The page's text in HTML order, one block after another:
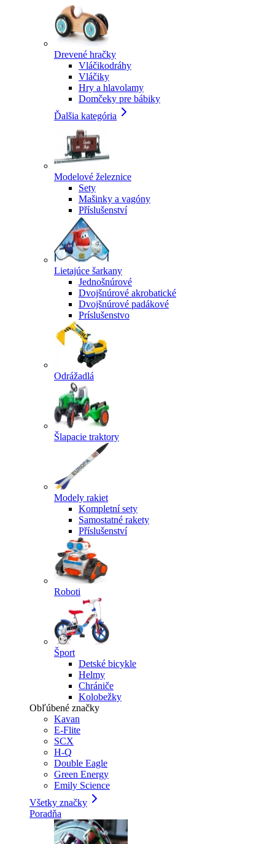
Drevené hračky
Vláčikodráhy
Vláčiky
Hry a hlavolamy
Domčeky pre bábiky
Ďalšia kategória
Modelové železnice
Sety
Mašinky a vagóny
Příslušenství
Lietajúce šarkany
Jednošnúrové
Dvojšnúrové akrobatické
Dvojšnúrové padákové
Príslušenstvo
Odrážadlá
Šlapacie traktory
Modely rakiet
Kompletní sety
Samostatné rakety
Příslušenství
Roboti
Šport
Detské bicykle
Helmy
Chrániče
Kolobežky
Obľúbené značky
Kavan
E-Flite
SCX
H-Q
Double Eagle
Green Energy
Emily Science
Všetky značky
Poradňa